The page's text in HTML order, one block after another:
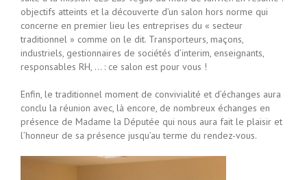
objectifs atteints et la découverte d’un salon hors norme qui
concerne en premier lieu les entreprises du « secteur
traditionnel » comme on le dit. Transporteurs, maçons,
industriels, gestionnaires de sociétés d’interim, enseignants,
responsables RH, … : ce salon est pour vous !
Enfin, le traditionnel moment de convivialité et d’échanges aura
conclu la réunion avec, là encore, de nombreux échanges en
présence de Madame la Députée qui nous aura fait le plaisir et
l’honneur de sa présence jusqu’au terme du rendez-vous.